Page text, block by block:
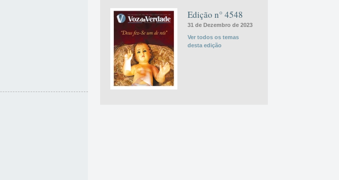
Edição n° 4548
31 de Dezembro de 2023
Ver todos os temas
desta edição